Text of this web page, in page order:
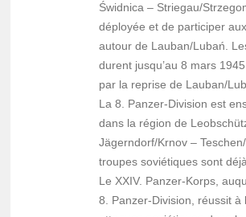
Świdnica – Striegau/
déployée et de participer
autour de Lauban/Lubań.
durent jusqu’au 8 mars
par la reprise de Lauban/
La 8. Panzer-Division est
dans la région de
Jägerndorf/Krnov –
troupes soviétiques sont
Le XXIV. Panzer-Korps,
8. Panzer-Division, réussit à